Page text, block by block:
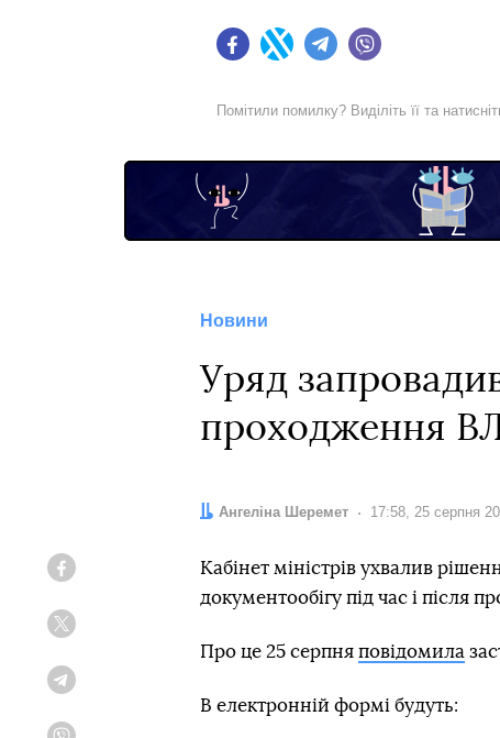
FacebookTwitter Telegram
Помітили помилку? Виділіть її та
Новини
Уряд
проходження
Автор:
Ангеліна Шеремет Дата:
17:58, 25 серпня
Кабінет міністрів ухвалив
документообігу під час і після
Про це 25 серпня повідомила
В електронній формі будуть: